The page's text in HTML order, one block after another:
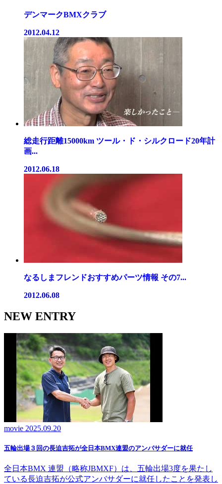
デンマークBMXクラブ
2012.04.12
総走行距離15000km ツール・ド・シルクロード20年計
画...
2012.06.18
なるしまフレンドおすすめパーツ情報 その7...
2012.06.08
NEW ENTRY
movie 2025.09.20
五輪出場３回の長迫吉拓が全日本BMX連盟のアンバサダーに就任
全日本BMX 連盟（略称JBMXF）は、五輪出場3度を果たし
ている長迫吉拓が公式アンバサダーに就任したことを発表し